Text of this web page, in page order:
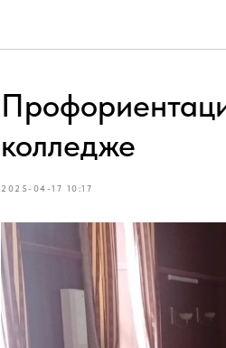
колледже
2025-04-17 10:17